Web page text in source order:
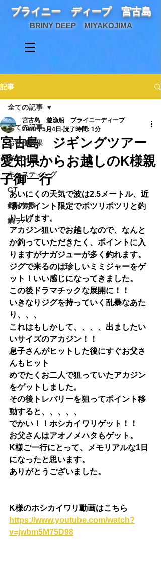
ブライニー ディープ 宮古島
BRINY DEEP MIYAKOJIMA
記事
全ての記事
お客様釣果
ジギング
キャスティング
GT
釣り体験
鯛ラバ
全ての記事
宮古島 ジギングツアー
愛知県からお越しのK様親
子御一行
宮古島 遊漁船 ブライニーディープ
2018年5月4日 読了時間: 1分
あいにくの天気で波は2.5メートル、近
場のポイント限定でポツリポツリと釣
り上げます。
アカジン狙いでお越しなので、なんと
か釣っていただきたく、ポイントに入
りますがナガジューが多く釣れます。
ジグで来るのは珍しいミミジャーをゲ
ット！いい感じになってきました。
この後ドラマチックな展開に！！
いきなりジグを持っていく乱暴なあた
り、、、
これはもしかして、、、、出ましたい
いサイズのアカジン！！
息子さんがヒットした後にすぐお父さ
んもヒット
めでたくお二人で狙っていたアカジン
をゲットしました。
その後トレバリーを狙ってポイント移
動すると、、、、、
でかい！！ホシカイワリゲット！！
お父さんはアオノメハタもゲット。
K様ご一行にとって、メモリアルな1日
になったと思います。
ありがとうございました。
K様のホシカイワリ動画はこちら
https://www.youtube.com/watch?
v=jwbm5M75D98